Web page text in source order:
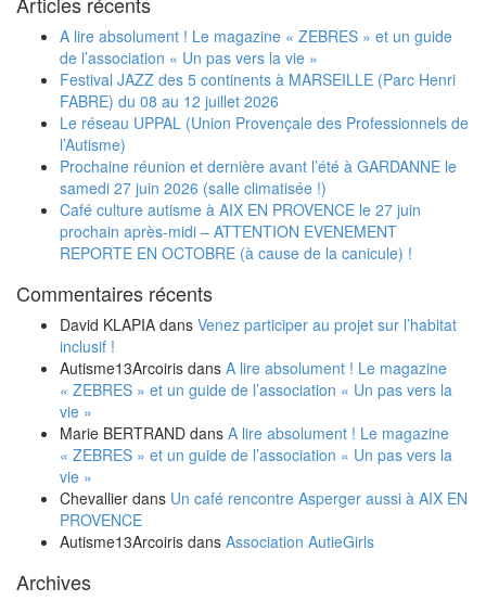
A lire absolument ! Le magazine « ZEBRES » et un guide
de l’association « Un pas vers la vie »
Festival JAZZ des 5 continents à MARSEILLE (Parc Henri
FABRE) du 08 au 12 juillet 2026
Le réseau UPPAL (Union Provençale des Professionnels de
l’Autisme)
Prochaine réunion et dernière avant l’été à GARDANNE le
samedi 27 juin 2026 (salle climatisée !)
Café culture autisme à AIX EN PROVENCE le 27 juin
prochain après-midi – ATTENTION EVENEMENT
REPORTE EN OCTOBRE (à cause de la canicule) !
Commentaires récents
David KLAPIA dans Venez participer au projet sur l’habitat
inclusif !
Autisme13Arcoiris dans A lire absolument ! Le magazine
« ZEBRES » et un guide de l’association « Un pas vers la
vie »
Marie BERTRAND dans A lire absolument ! Le magazine
« ZEBRES » et un guide de l’association « Un pas vers la
vie »
Chevallier dans Un café rencontre Asperger aussi à AIX EN
PROVENCE
Autisme13Arcoiris dans Association AutieGirls
Archives